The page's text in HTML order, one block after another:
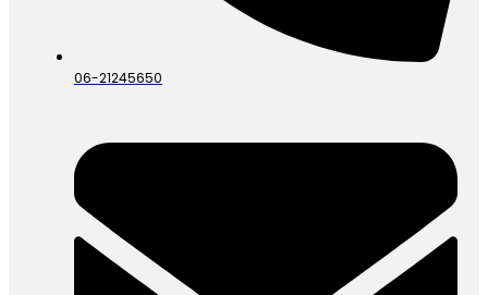
06-21245650